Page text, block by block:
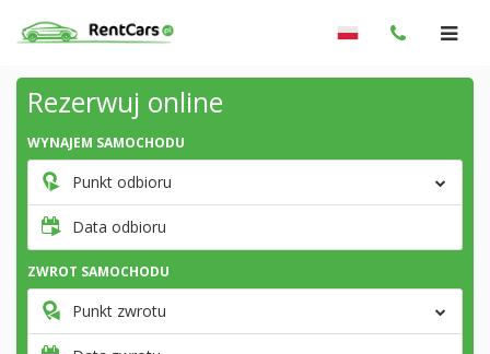
Rezerwuj online
WYNAJEM SAMOCHODU
Punkt odbioru
Data odbioru
ZWROT SAMOCHODU
Punkt zwrotu